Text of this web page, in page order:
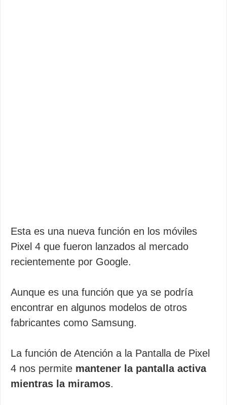
Esta es una nueva función en los móviles
Pixel 4 que fueron lanzados al mercado
recientemente por Google.
Aunque es una función que ya se podría
encontrar en algunos modelos de otros
fabricantes como Samsung.
La función de Atención a la Pantalla de Pixel
4 nos permite mantener la pantalla activa
mientras la miramos.